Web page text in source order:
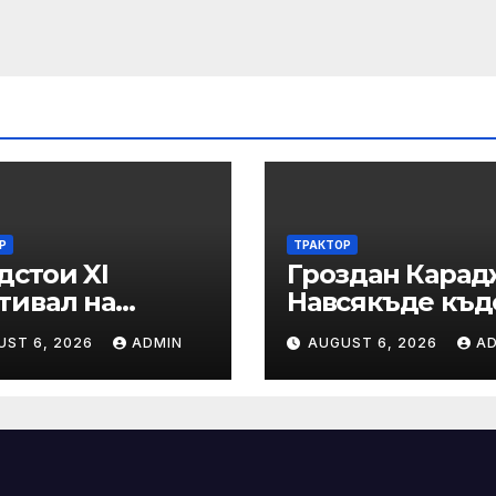
XI
на
бит и
„Калето
6, 2026 ADMIN
ТРАКТОР
Гроздан
Навсякъде
е възможна
човешка
железницата,
система за
AUGUST 6, 2026